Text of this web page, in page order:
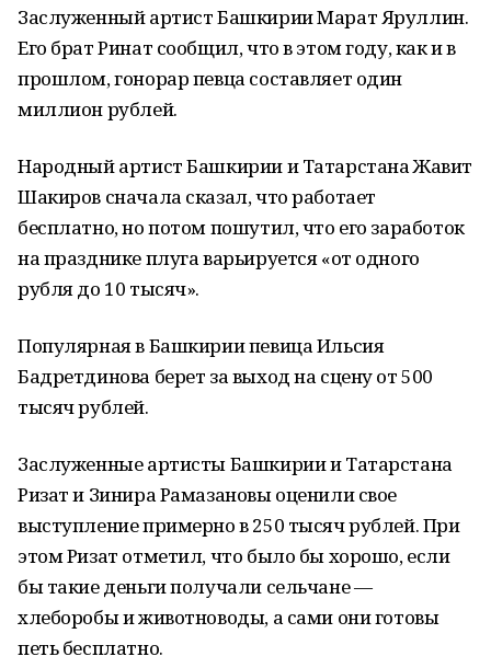
Заслуженный артист Башкирии Марат Яруллин.
Его брат Ринат сообщил, что в этом году, как и в
прошлом, гонорар певца составляет один
миллион рублей.
Народный артист Башкирии и Татарстана Жавит
Шакиров сначала сказал, что работает
бесплатно, но потом пошутил, что его заработок
на празднике плуга варьируется «от одного
рубля до 10 тысяч».
Популярная в Башкирии певица Ильсия
Бадретдинова берет за выход на сцену от 500
тысяч рублей.
Заслуженные артисты Башкирии и Татарстана
Ризат и Зинира Рамазановы оценили свое
выступление примерно в 250 тысяч рублей. При
этом Ризат отметил, что было бы хорошо, если
бы такие деньги получали сельчане —
хлеборобы и животноводы, а сами они готовы
петь бесплатно.